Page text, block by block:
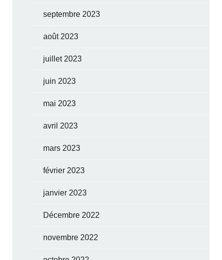
septembre 2023
août 2023
juillet 2023
juin 2023
mai 2023
avril 2023
mars 2023
février 2023
janvier 2023
Décembre 2022
novembre 2022